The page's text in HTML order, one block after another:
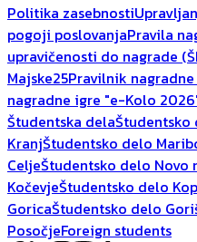
Politika zasebnosti
pogoji poslovanjaPravila
upravičenosti do nagrade
Majske25Pravilnik
nagradne igre "e-Kolo
Študentska delaŠtudentsko
KranjŠtudentsko delo
CeljeŠtudentsko delo Novo
KočevjeŠtudentsko delo
GoricaŠtudentsko delo
PosočjeForeign students